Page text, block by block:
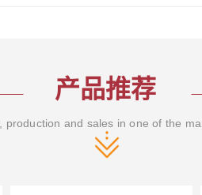
产品推荐
production and sales in one of the